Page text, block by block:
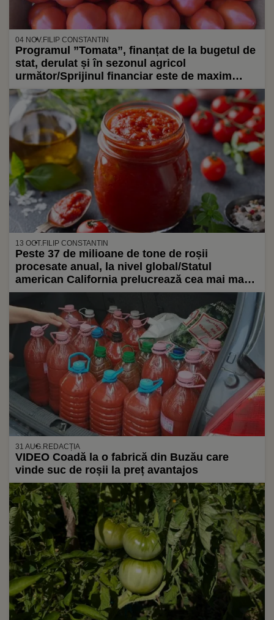
04 NOV.FILIP CONSTANTIN
Programul ”Tomata”, finanțat de la bugetul de
stat, derulat și în sezonul agricol
următor/Sprijinul financiar este de maxim
1.000 de euro/1.000 mp/Alte culturi
subvenționate: castraveții, fasolea păstăi,
salata verde
13 OCT.FILIP CONSTANTIN
Peste 37 de milioane de tone de roșii
procesate anual, la nivel global/Statul
american California prelucrează cea mai mare
cantitate, 9.514.000 tone
31 AUG.REDACȚIA
VIDEO Coadă la o fabrică din Buzău care
vinde suc de roșii la preț avantajos